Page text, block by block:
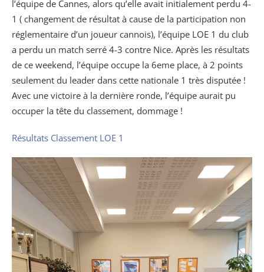
l’équipe de Cannes, alors qu’elle avait initialement perdu 4-
1 ( changement de résultat à cause de la participation non
réglementaire d’un joueur cannois), l’équipe LOE 1 du club
a perdu un match serré 4-3 contre Nice. Après les résultats
de ce weekend, l’équipe occupe la 6eme place, à 2 points
seulement du leader dans cette nationale 1 très disputée !
Avec une victoire à la dernière ronde, l’équipe aurait pu
occuper la tête du classement, dommage !
Résultats Classement LOE 1